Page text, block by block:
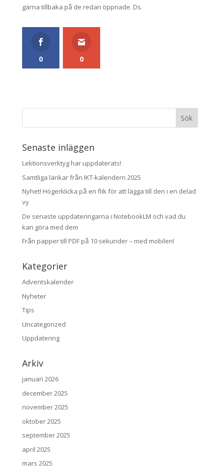
gärna tillbaka på de redan öppnade. Ds.
0 0
Senaste inläggen
Lektionsverktyg har uppdaterats!
Samtliga länkar från IKT-kalendern 2025
Nyhet! Högerklicka på en flik för att lägga till den i en delad
vy
De senaste uppdateringarna i NotebookLM och vad du
kan göra med dem
Från papper till PDF på 10 sekunder – med mobilen!
Kategorier
Adventskalender
Nyheter
Tips
Uncategorized
Uppdatering
Arkiv
januari 2026
december 2025
november 2025
oktober 2025
september 2025
april 2025
mars 2025